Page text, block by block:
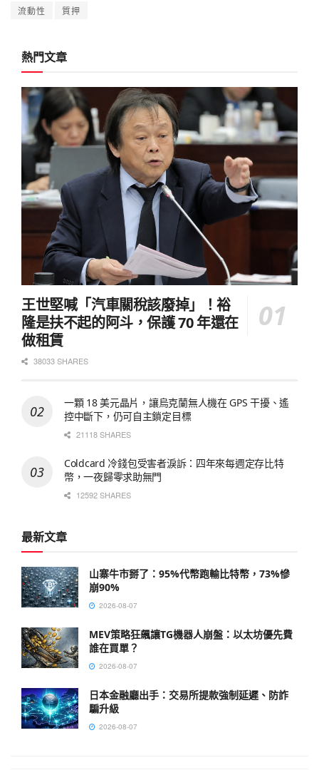
流動性 質押
熱門文章
王世堅喊「汽車關稅該廢掉」！裕
隆是扶不起的阿斗，保護 70 年還在
做租賃
38033 SHARES
一顆 18 美元晶片，讓烏克蘭無人機在 GPS 干擾、遙
控中斷下，仍可自主鎖定目標
21118 SHARES
Coldcard 冷錢包受害者淚訴：四年來每週定存比特
幣，一夜歸零求助無門
12592 SHARES
最新文章
山寨牛市掰了：95%代幣跑輸比特幣，73%慘
崩90%
2026-08-07
MEV策略狂飆讓TG機器人崩盤：以太坊優先費
誰在買單？
2026-08-07
日本金融廳出手：交易所提款強制延遲、防詐
騙升級
2026-08-07